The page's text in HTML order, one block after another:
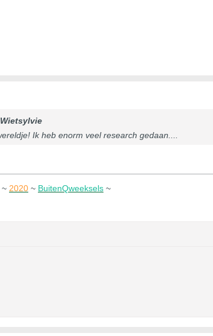
Wietsylvie
Ik heb enorm veel research gedaan....
~ 2020 ~ BuitenQweeksels ~